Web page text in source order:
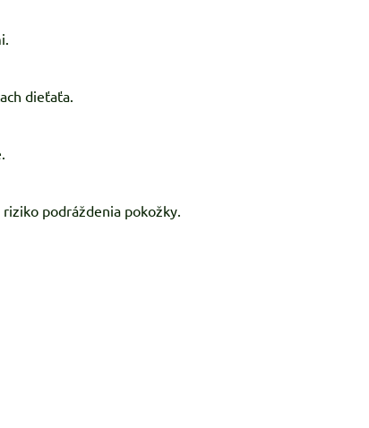
dieťaťa.
podráždenia pokožky.